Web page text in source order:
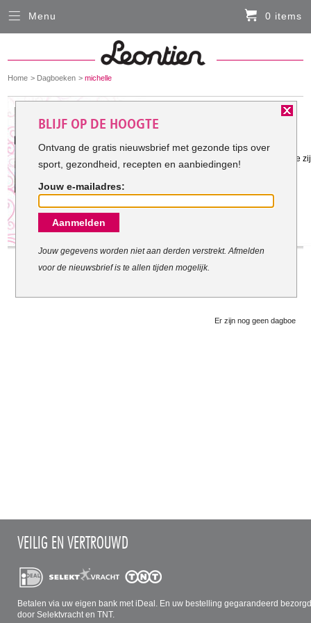
You
here:
Home Dagboeken michelle
Gestart met mijn doel: 2-2-2011
om een gezonde en active moeder te
Er zijn nog geen
Menu 0 items
VEILIG EN VERTROUWD
Betalen via uw eigen bank met iDeal. En uw bestelling gegarandeerd
door Selektvracht en TNT.
Sluiten
HARDLOOPKLEDING
FIETSKLEDING
SERVICE
Inloggen
Contact- en adresgegevens
Levertijd, retourneren, ruilen
BLIJF OP DE HOOGTE
Ontvang de gratis nieuwsbrief met gezonde tips over
sport, gezondheid, recepten en aanbiedingen!
Jouw e-mailadres:
Aanmelden
Jouw gegevens worden niet aan derden verstrekt. Afmelden
voor de nieuwsbrief is te allen tijden mogelijk.